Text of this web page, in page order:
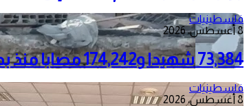
فلسطينيات
8 أغسطس، 2026
73,384 شهيدا و174,242 مصابا منذ بدء حرب الإبادة على قطاع غزة
فلسطينيات
8 أغسطس، 2026